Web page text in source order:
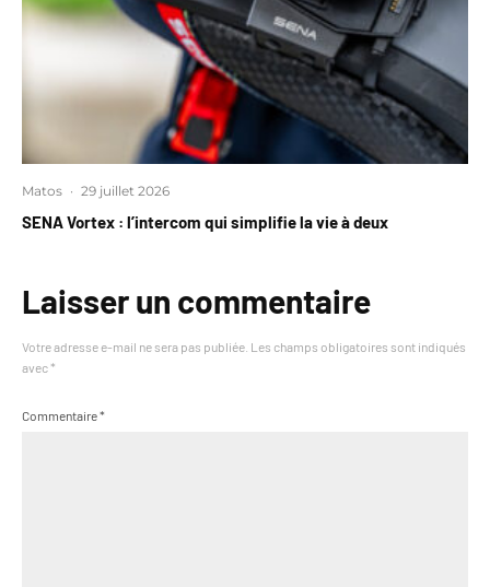
Matos · 29 juillet 2026
SENA Vortex : l’intercom qui simplifie la vie à deux
Laisser un commentaire
Votre adresse e-mail ne sera pas publiée. Les champs obligatoires sont indiqués
avec *
Commentaire*